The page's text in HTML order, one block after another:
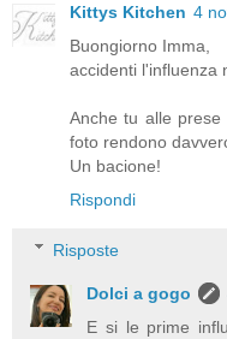
Kittys Kitchen 4
Buongiorno Imma,
accidenti l'influenza
Anche tu alle
foto rendono
Un bacione!
Rispondi
Risposte
Dolci a gogo
E si le prime